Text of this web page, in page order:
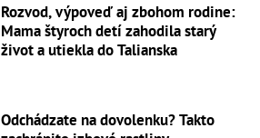
Rozvod, výpoveď aj zbohom rodine:
Mama štyroch detí zahodila starý
život a utiekla do Talianska
Odchádzate na dovolenku? Takto